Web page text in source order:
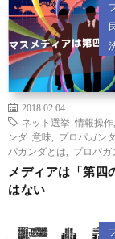
2018.02.04
ネット選挙 情報操作
ンダ 意味
プロパガン
パガンダとは
プロパガ
メディアは「第四
はない